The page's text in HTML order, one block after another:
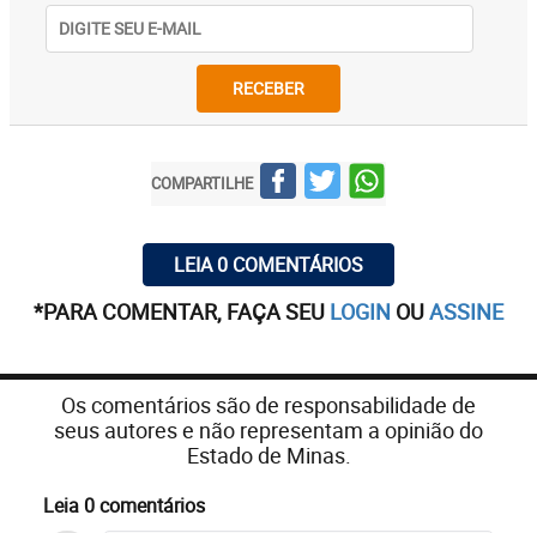
RECEBER
COMPARTILHE
LEIA 0 COMENTÁRIOS
*PARA COMENTAR, FAÇA SEU LOGIN OUASSINE
Os comentários são de responsabilidade de
seus autores e não representam a opinião do
Estado de Minas.
Leia 0 comentários